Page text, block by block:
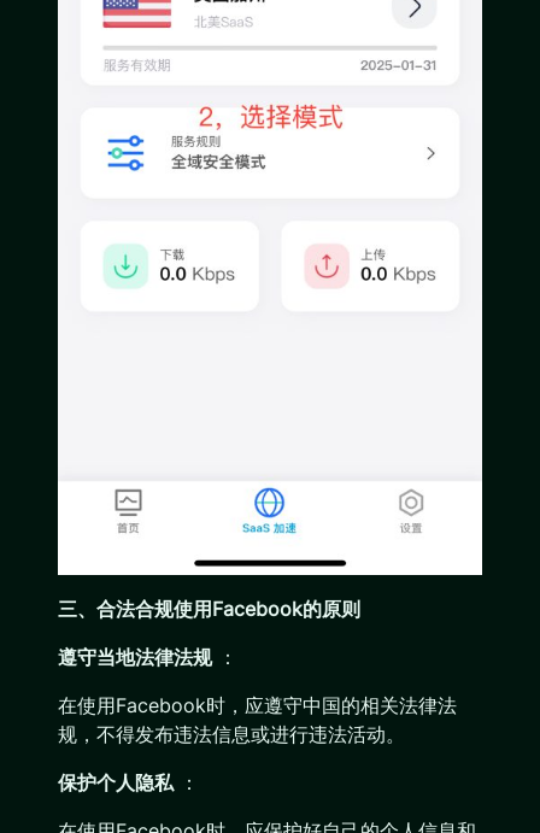
三、合法合规使用Facebook的原则
遵守当地法律法规：
在使用Facebook时，应遵守中国的相关法律法
规，不得发布违法信息或进行违法活动。
保护个人隐私：